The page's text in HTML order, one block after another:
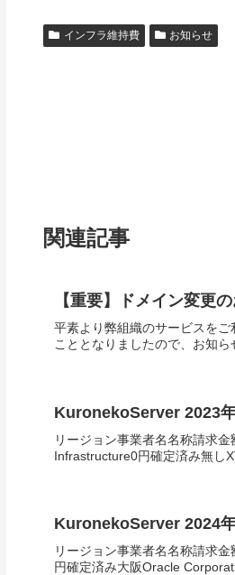
インフラ維持費 お知らせ
関連記事
【重要】ドメイン変更
平素より弊組織のサービスを
こととなりましたので、お知
KuronekoServer 2023
リージョン事業者名名称請求
Infrastructure0円確定済み無し
KuronekoServer 2024
リージョン事業者名名称請求
円確定済み大阪Oracle